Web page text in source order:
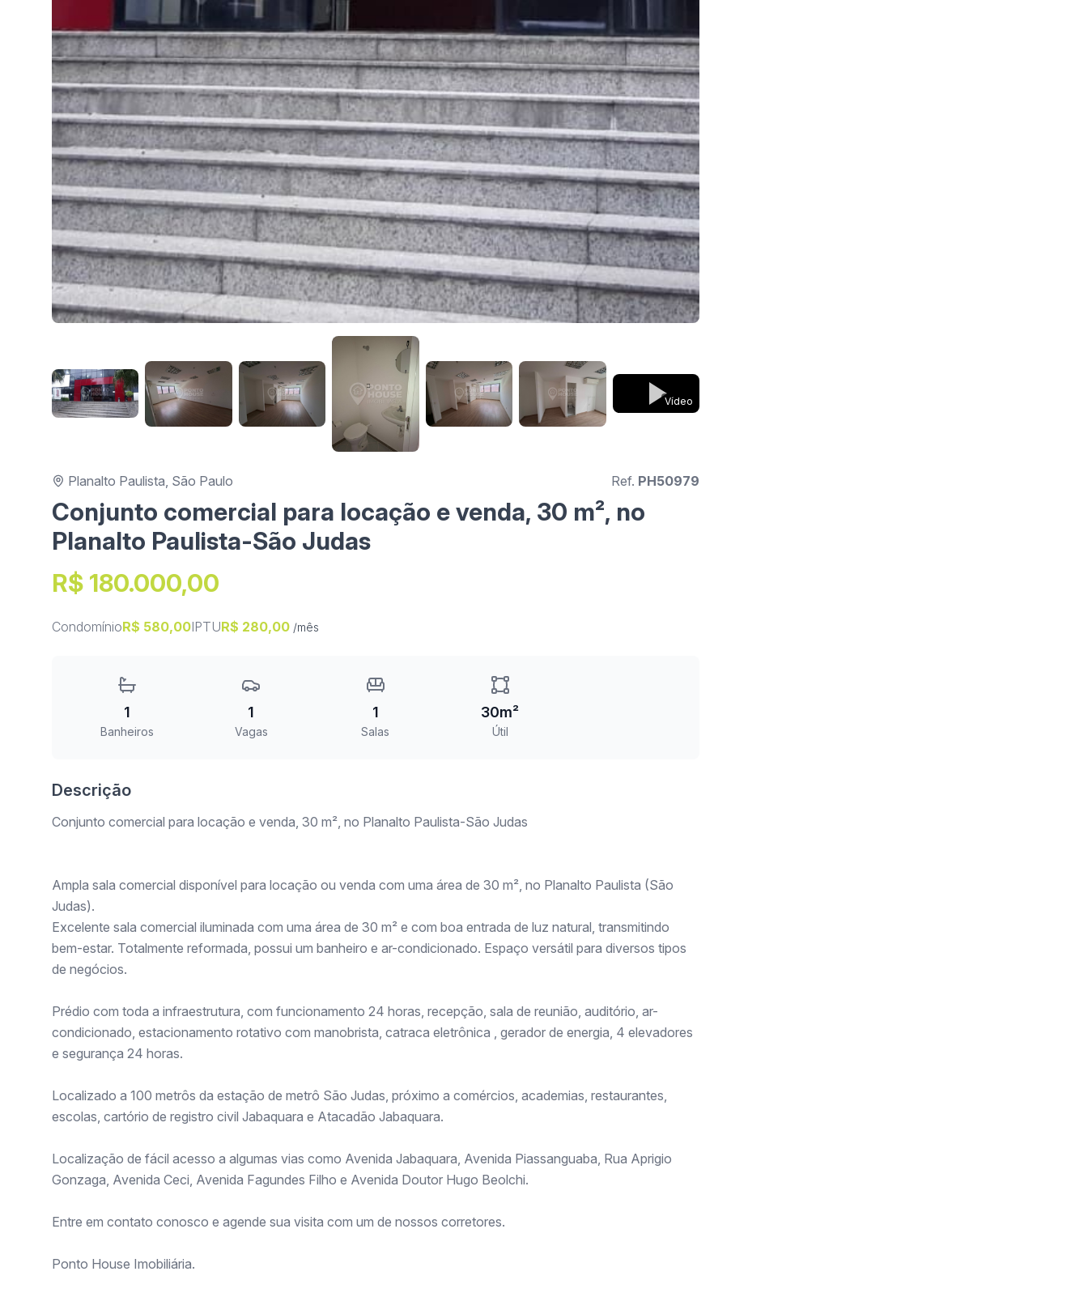
Vídeo
Planalto Paulista, São Paulo Ref. PH50979
Conjunto comercial para locação e venda, 30 m², no
Planalto Paulista-São Judas
R$ 180.000,00
CondomínioR$ 580,00IPTUR$ 280,00 /mês
1
Banheiros
1
Vagas
1
Salas
30m²
Útil
Descrição
Conjunto comercial para locação e venda, 30 m², no Planalto Paulista-São Judas
Ampla sala comercial disponível para locação ou venda com uma área de 30 m², no Planalto Paulista (São
Judas).
Excelente sala comercial iluminada com uma área de 30 m² e com boa entrada de luz natural, transmitindo
bem-estar. Totalmente reformada, possui um banheiro e ar-condicionado. Espaço versátil para diversos tipos
de negócios.
Prédio com toda a infraestrutura, com funcionamento 24 horas, recepção, sala de reunião, auditório, ar-
condicionado, estacionamento rotativo com manobrista, catraca eletrônica , gerador de energia, 4 elevadores
e segurança 24 horas.
Localizado a 100 metrôs da estação de metrô São Judas, próximo a comércios, academias, restaurantes,
escolas, cartório de registro civil Jabaquara e Atacadão Jabaquara.
Localização de fácil acesso a algumas vias como Avenida Jabaquara, Avenida Piassanguaba, Rua Aprigio
Gonzaga, Avenida Ceci, Avenida Fagundes Filho e Avenida Doutor Hugo Beolchi.
Entre em contato conosco e agende sua visita com um de nossos corretores.
Ponto House Imobiliária.